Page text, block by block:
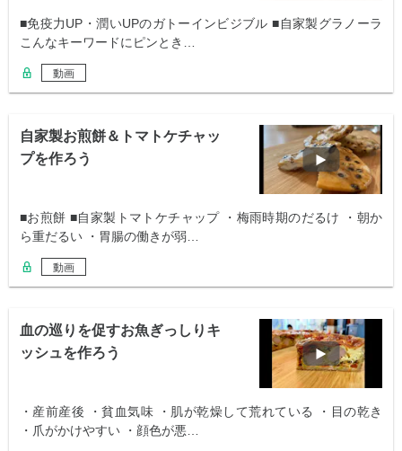
■免疫力UP・潤いUPのガトーインビジブル ■自家製グラノーラ
こんなキーワードにピンとき…
動画
自家製お煎餅＆トマトケチャッ
プを作ろう
■お煎餅 ■自家製トマトケチャップ ・梅雨時期のだるけ ・朝か
ら重だるい ・胃腸の働きが弱…
動画
血の巡りを促すお魚ぎっしりキ
ッシュを作ろう
・産前産後 ・貧血気味 ・肌が乾燥して荒れている ・目の乾き
・爪がかけやすい ・顔色が悪…